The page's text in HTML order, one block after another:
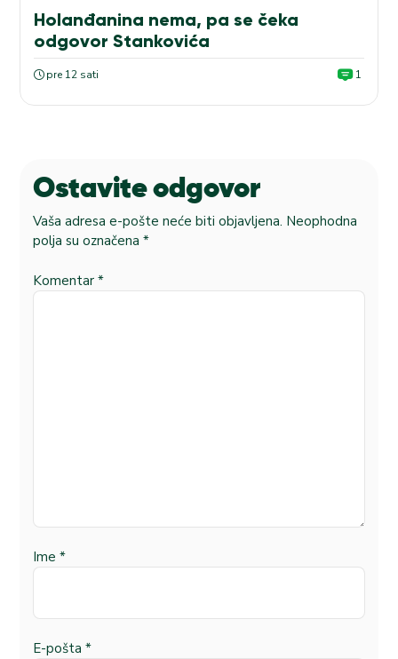
Holanđanina nema, pa se čeka
odgovor Stankovića
pre 12 sati 1
Ostavite odgovor
Vaša adresa e-pošte neće biti objavljena. Neophodna
polja su označena *
Komentar *
Ime *
E-pošta *